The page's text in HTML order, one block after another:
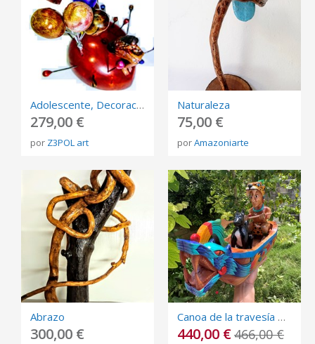
Adolescente, Decoracion de hogar,originales, Escultura, coleccionable,madera
279,00 €
por Z3POL art
Naturaleza
75,00 €
porAmazoniarte
Abrazo
300,00 €
Canoa de la travesía Maya
440,00 €466,00 €